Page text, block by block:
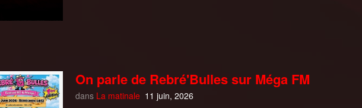
On parle de Rebré'Bulles sur Méga FM
dans La matinale 11 juin, 2026